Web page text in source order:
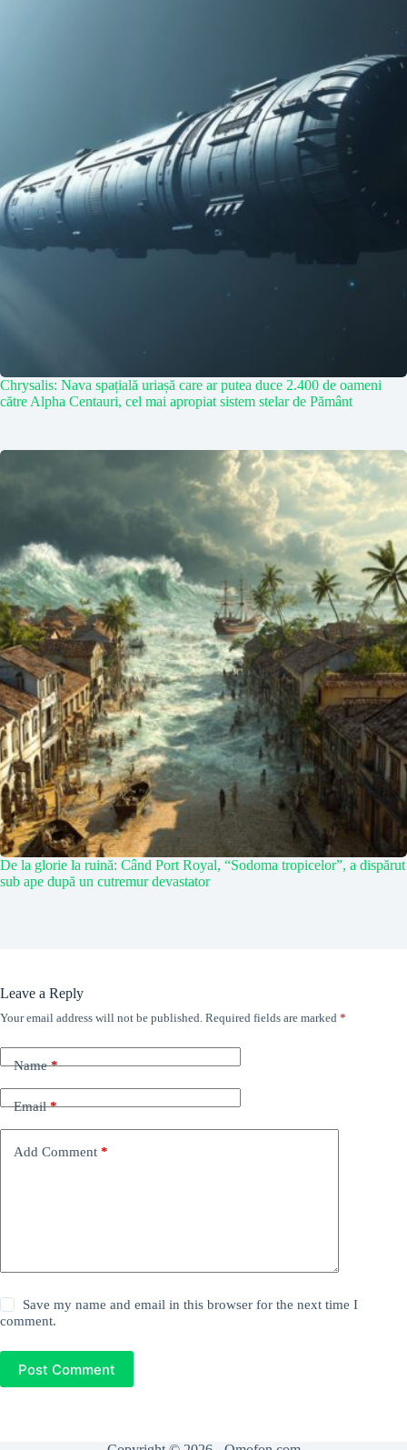
Chrysalis: Nava spațială uriașă care ar putea duce 2.400 de oameni
către Alpha Centauri, cel mai apropiat sistem stelar de Pământ
De la glorie la ruină: Când Port Royal, “Sodoma tropicelor”, a dispărut
sub ape după un cutremur devastator
Leave a Reply
Your email address will not be published. Required fields are marked *
Name*
Email*
Add Comment *
Save my name and email in this browser for the next time I
comment.
Post Comment